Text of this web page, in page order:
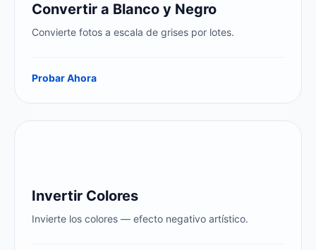
Convertir a Blanco y Negro
Convierte fotos a escala de grises por lotes.
Probar Ahora
Invertir Colores
Invierte los colores — efecto negativo artístico.